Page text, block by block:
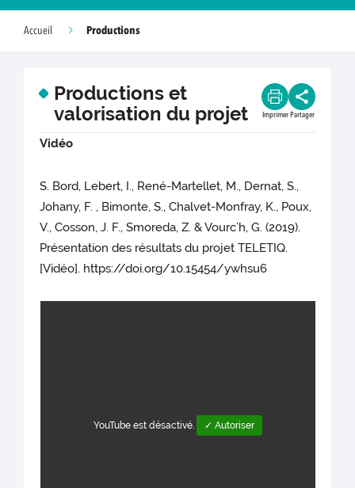
Accueil Productions
Productions et
valorisation du projet
Imprimer Partager
Vidéo
S. Bord, Lebert, I., René-Martellet, M., Dernat, S.,
Johany, F. , Bimonte, S., Chalvet-Monfray, K., Poux,
V., Cosson, J. F., Smoreda, Z. & Vourc’h, G. (2019).
Présentation des résultats du projet TELETIQ.
[Vidéo]. https://doi.org/10.15454/ywhsu6
YouTube est désactivé. ✓ Autoriser